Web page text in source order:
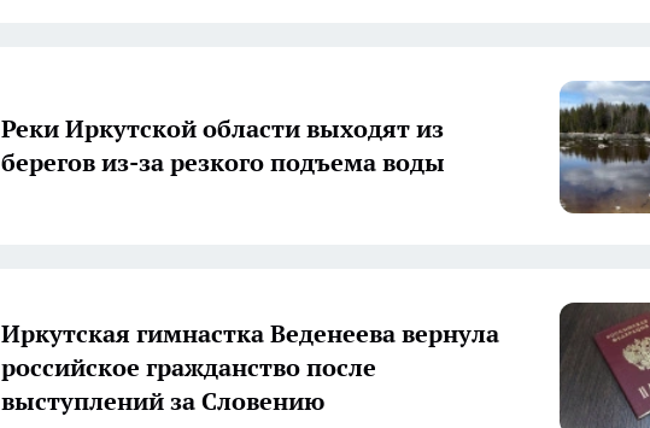
Реки Иркутской области выходят из
берегов из-за резкого подъема воды
Иркутская гимнастка Веденеева вернула
российское гражданство после
выступлений за Словению